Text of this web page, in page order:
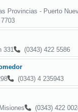
Provincias - Puerto
331
(0343) 422 5586
(0343) 4 235943
(0343) 422